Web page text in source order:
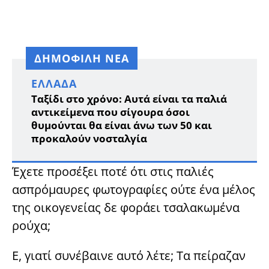
ΔΗΜΟΦΙΛΗ ΝΕΑ
ΕΛΛΆΔΑ
Ταξίδι στο χρόνο: Αυτά είναι τα παλιά
αντικείμενα που σίγουρα όσοι
θυμούνται θα είναι άνω των 50 και
προκαλούν νοσταλγία
Έχετε προσέξει ποτέ ότι στις παλιές
ασπρόμαυρες φωτογραφίες ούτε ένα μέλος
της οικογενείας δε φοράει τσαλακωμένα
ρούχα;
Ε, γιατί συνέβαινε αυτό λέτε; Τα πείραζαν